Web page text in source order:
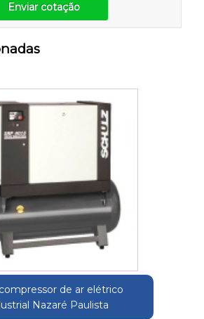
Enviar cotação
de ar elétrico
Nazaré Paulista